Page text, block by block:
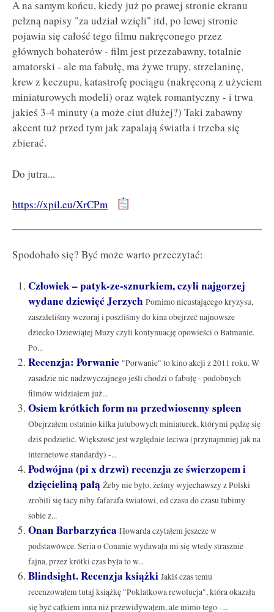
A na samym końcu, kiedy już po prawej stronie ekranu
pełzną napisy "za udział wzięli" itd, po lewej stronie
pojawia się całość tego filmu nakręconego przez
głównych bohaterów - film jest przezabawny, totalnie
amatorski - ale ma fabułę, ma żywe trupy, strzelaninę,
krew z keczupu, katastrofę pociągu (nakręconą z użyciem
miniaturowych modeli) oraz wątek romantyczny - i trwa
jakieś 3-4 minuty (a może ciut dłużej?) Taki zabawny
akcent tuż przed tym jak zapalają światła i trzeba się
zbierać.
Do jutra...
https://xpil.eu/XrCPm
Spodobało się? Być może warto przeczytać:
Człowiek – patyk-ze-sznurkiem, czyli najgorzej
wydane dziewięć Jerzych Pomimo nieustającego kryzysu,
zaszaleliśmy wczoraj i poszliśmy do kina obejrzeć najnowsze
dziecko Dziewiątej Muzy czyli kontynuację opowieści o Batmanie.
Po...
Recenzja: Porwanie "Porwanie" to kino akcji z 2011 roku. W
zasadzie nic nadzwyczajnego jeśli chodzi o fabułę - podobnych
filmów widziałem już...
Osiem krótkich form na przedwiosenny spleen
Obejrzałem ostatnio kilka jutubowych miniaturek, którymi pędzę się
dziś podzielić. Większość jest względnie leciwa (przynajmniej jak na
internetowe standardy) -...
Podwójna (pi x drzwi) recenzja ze świerzopem i
dzięcieliną pałą Żeby nie było, żeśmy wyjechawszy z Polski
zrobili się tacy niby fafarafa światowi, od czasu do czasu lubimy
sobie z...
Onan Barbarzyńca Howarda czytałem jeszcze w
podstawówce. Seria o Conanie wydawała mi się wtedy strasznie
fajna, przez krótki czas była to w...
Blindsight. Recenzja książki Jakiś czas temu
recenzowałem tutaj książkę "Poklatkowa rewolucja", która okazała
się być całkiem inna niż przewidywałem, ale mimo tego -...